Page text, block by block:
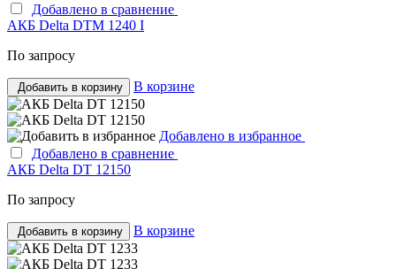
Добавлено в сравнение
АКБ Delta DTM 1240 I
По запросу
Добавить в корзину В корзине
Добавлено в избранное
Добавлено в сравнение
АКБ Delta DT 12150
По запросу
Добавить в корзину В корзине